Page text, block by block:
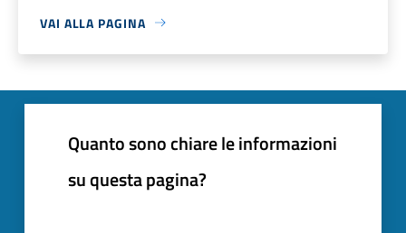
VAI ALLA PAGINA
Quanto sono chiare le informazioni
su questa pagina?